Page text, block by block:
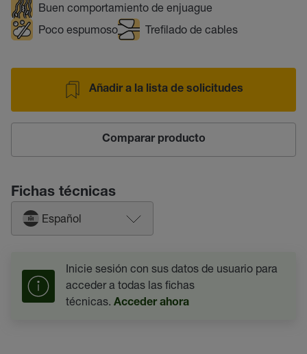
Buen comportamiento de enjuague
Poco espumoso
Trefilado de cables
Añadir a la lista de solicitudes
Comparar producto
Fichas técnicas
Español
Inicie sesión con sus datos de usuario para
acceder a todas las fichas
técnicas. Acceder ahora